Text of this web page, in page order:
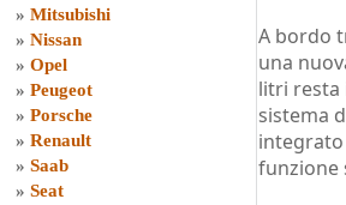
» Mitsubishi
» Nissan
» Opel
» Peugeot
» Porsche
» Renault
» Saab
» Seat
A bordo
una
litri resta
sistema
integrato
funzione